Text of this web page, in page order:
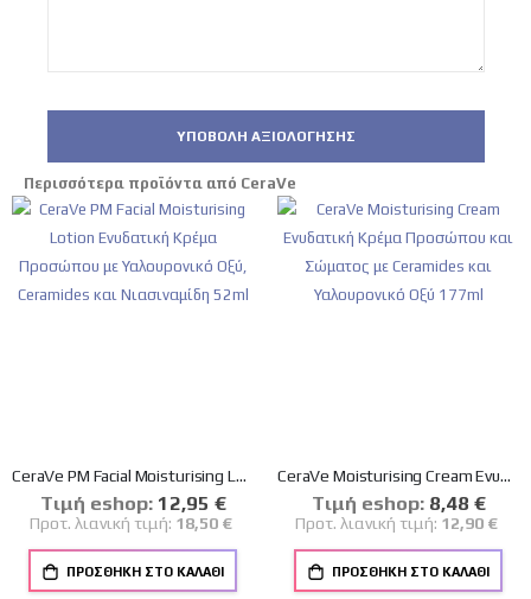
ΥΠΟΒΟΛΉ ΑΞΙΟΛΌΓΗΣΗΣ
Περισσότερα προϊόντα από CeraVe
CeraVe PM Facial Moisturising Lotion Ενυδατική Κρέμα Προσώπου με Υαλουρονικό Οξύ, Ceramides και Νιασιναμίδη 52ml
Tιμή eshop: Ειδική
Τιμή
12,95 €
Προτ. λιανική τιμή: 18,50 €
ΠΡΟΣΘΉΚΗ ΣΤΟ ΚΑΛΆΘΙ
CeraVe Moisturising Cream Ενυδατική Κρέμα Προσώπου και Σώματος με Ceramides και Υαλουρονικό Οξύ 177ml
Tιμή eshop: Ειδική
Τιμή
8,48 €
Προτ. λιανική τιμή: 12,90 €
ΠΡΟΣΘΉΚΗ ΣΤΟ ΚΑΛΆΘΙ